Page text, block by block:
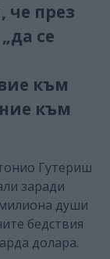
че през
се
към
към
Гутериш
заради
души
бедствия
долара.